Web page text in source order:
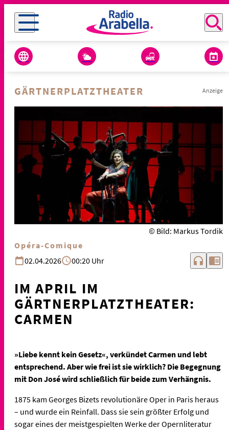
GÄRTNERPLATZTHEATER Anzeige
© Bild: Markus Tordik
Opéra-Comique
02.04.2026
00:20 Uhr headphones chrome_reader_mode
IM APRIL IM
GÄRTNERPLATZTHEATER:
CARMEN
»Liebe kennt kein Gesetz«, verkündet Carmen und lebt
entsprechend. Aber wie frei ist sie wirklich? Die Begegnung
mit Don José wird schließlich für beide zum Verhängnis.
1875 kam Georges Bizets revolutionäre Oper in Paris heraus
– und wurde ein Reinfall. Dass sie sein größter Erfolg und
sogar eines der meistgespielten Werke der Opernliteratur